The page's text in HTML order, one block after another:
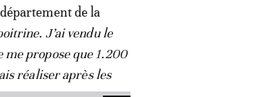
de la
J’ai vendu le
me propose que 1.200
réaliser après les